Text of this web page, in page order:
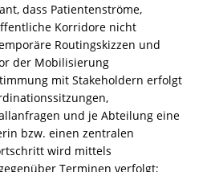
dass Patientenströme,
Korridore nicht
Routingskizzen und
der Mobilisierung
mit Stakeholdern erfolgt
und je Abteilung eine
bzw. einen zentralen
wird mittels
Terminen verfolgt;